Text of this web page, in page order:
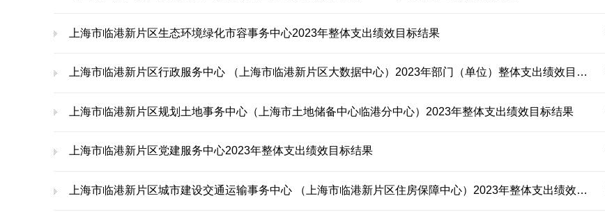
上海市临港新片区生态环境绿化市容事务中心2023年整体支出绩效目标结果
上海市临港新片区行政服务中心 （上海市临港新片区大数据中心）2023年部门（单位）整体支出绩效目标申报结果
上海市临港新片区规划土地事务中心（上海市土地储备中心临港分中心）2023年整体支出绩效目标结果
上海市临港新片区党建服务中心2023年整体支出绩效目标结果
上海市临港新片区城市建设交通运输事务中心 （上海市临港新片区住房保障中心）2023年整体支出绩效目标结果